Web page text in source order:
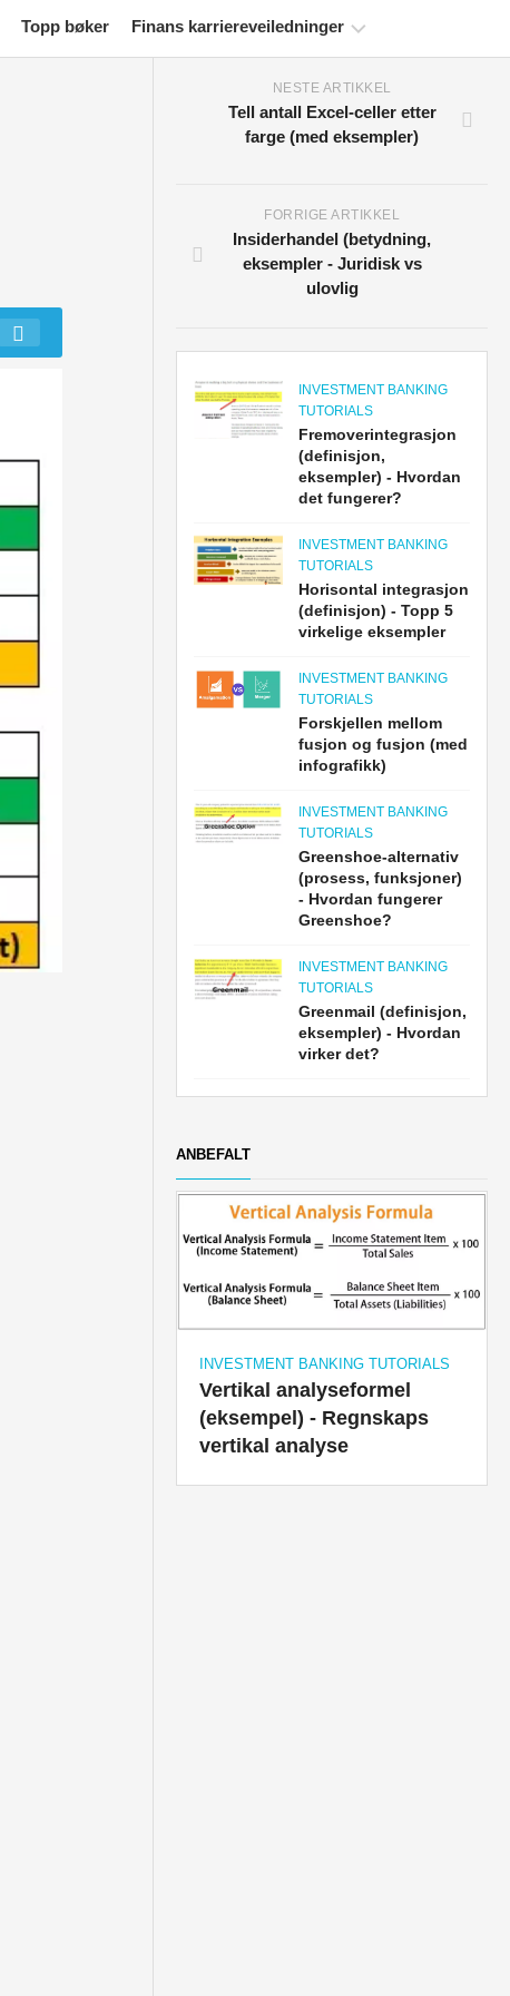
Topp bøker Finans karriereveiledninger
økonomisertifisering
modelleringsveiledninger
NESTE ARTIKKEL
Tell antall Excel-celler etter
farge (med eksempler)
FORRIGE ARTIKKEL
Insiderhandel (betydning,
eksempler - Juridisk vs
ulovlig
INVESTMENT BANKING
TUTORIALS
Fremoverintegrasjon
(definisjon,
eksempler) - Hvordan
det fungerer?
INVESTMENT BANKING
TUTORIALS
Horisontal integrasjon
(definisjon) - Topp 5
virkelige eksempler
INVESTMENT BANKING
TUTORIALS
Forskjellen mellom
fusjon og fusjon (med
infografikk)
INVESTMENT BANKING
TUTORIALS
Greenshoe-alternativ
(prosess, funksjoner)
- Hvordan fungerer
Greenshoe?
INVESTMENT BANKING
TUTORIALS
Greenmail (definisjon,
eksempler) - Hvordan
virker det?
ANBEFALT
INVESTMENT BANKING TUTORIALS
Vertikal analyseformel
(eksempel) - Regnskaps
vertikal analyse